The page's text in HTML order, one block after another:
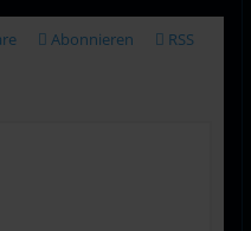
Abonnieren RSS